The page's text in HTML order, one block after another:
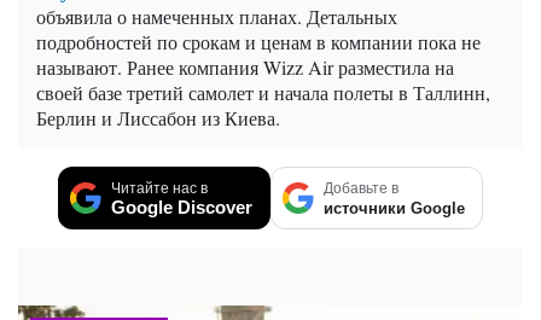
объявила о намеченных планах. Детальных
подробностей по срокам и ценам в компании пока не
называют. Ранее компания Wizz Air разместила на
своей базе третий самолет и начала полеты в Таллинн,
Берлин и Лиссабон из Киева.
Читайте нас в
Google Discover
Добавьте в
источники Google